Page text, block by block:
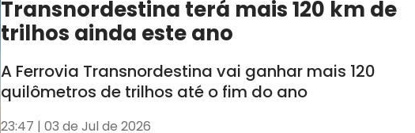
Transnordestina terá mais 120 km de
trilhos ainda este ano
A Ferrovia Transnordestina vai ganhar mais 120
quilômetros de trilhos até o fim do ano
23:47 | 03 de Jul de 2026